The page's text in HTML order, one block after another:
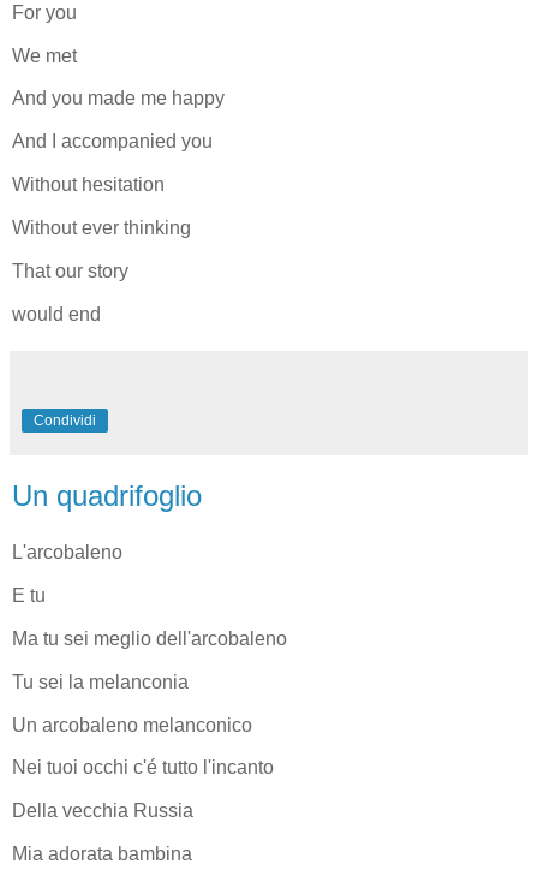
For you
We met
And you made me happy
And I accompanied you
Without hesitation
Without ever thinking
That our story
would end
Condividi
Un quadrifoglio
L'arcobaleno
E tu
Ma tu sei meglio dell'arcobaleno
Tu sei la melanconia
Un arcobaleno melanconico
Nei tuoi occhi c'é tutto l'incanto
Della vecchia Russia
Mia adorata bambina